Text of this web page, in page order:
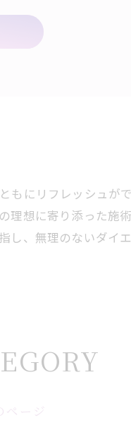
もにリフレッシュが
理想に寄り添った施
し、無理のないダイ
ページ